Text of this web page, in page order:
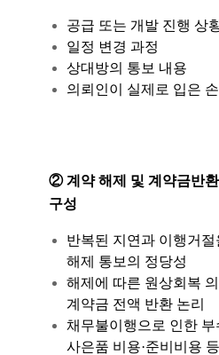
공급 또는 개발 진행 상
일정 변경 과정
상대방의 통보 내용
의뢰인이 실제로 입은
② 계약 해제 및 계약금반
구성
반복된 지연과 이행거
해제 통보의 정당성
해제에 따른 원상회복
계약금 전액 반환 논리
채무불이행으로 인한 부
사은품 비용·준비비용